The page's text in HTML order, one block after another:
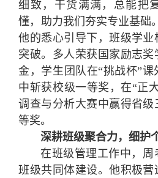
细致，干货满满，总能把
懂，助力我们夯实专业基础
他的悉心引导下，班级学
突破。多人荣获国家励志
金，学生团队在“挑战杯”
中斩获校级一等奖，在“正
调查与分析大赛中赢得省
等奖。
深耕班级聚合力，细护
在班级管理工作中，
班级共同体建设。他积极